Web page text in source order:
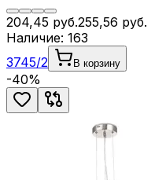
204,45 руб.255,56 руб.
Наличие: 163
3745/2
В корзину
-40%